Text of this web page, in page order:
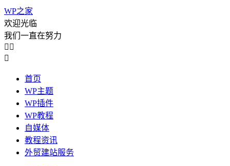
WP之家
欢迎光临
我们一直在努力
 

首页
WP主题
WP插件
WP教程
自媒体
教程资讯
外贸建站服务